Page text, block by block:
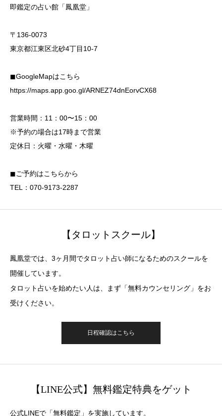
即鑑定の占い館「鳳凰堂」
〒136-0073
東京都江東区北砂4丁目10-7
◼︎GoogleMapはこちら
https://maps.app.goo.gl/ARNEZ74dnEorvCX68
営業時間：11：00〜15：00
※予約の場合は17時まで営業
定休日：火曜・水曜・木曜
◼︎ご予約はこちらから
TEL：070-9173-2287
【タロットスクール】
鳳凰堂では、3ヶ月間でタロット占い師になるためのスクールを
開催しています。
タロット占いを始めたい人は、まず「無料カウンセリング」をお
受けください。
日程確認はこちら
【LINE公式】無料鑑定特典をゲット
公式LINEで「無料鑑定」を実施しています。